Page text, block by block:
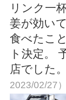
リンク一
姜が効い
食べたこ
ト決定。
店でした
2023/02/27）